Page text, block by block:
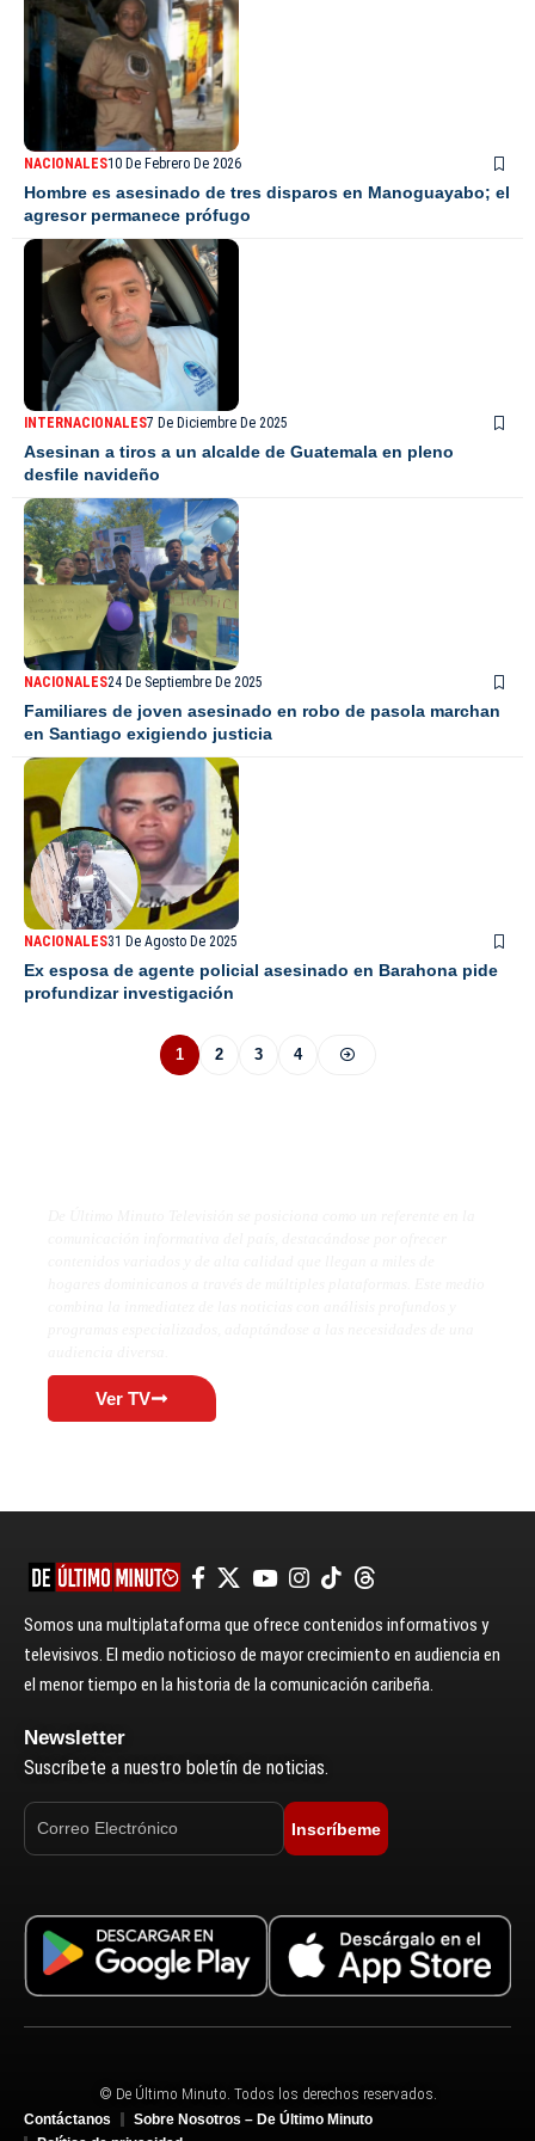
NACIONALES10 De Febrero De 2026
Hombre es asesinado de tres disparos en Manoguayabo; el
agresor permanece prófugo
INTERNACIONALES7 De Diciembre De 2025
Asesinan a tiros a un alcalde de Guatemala en pleno
desfile navideño
NACIONALES24 De Septiembre De 2025
Familiares de joven asesinado en robo de pasola marchan
en Santiago exigiendo justicia
NACIONALES31 De Agosto De 2025
Ex esposa de agente policial asesinado en Barahona pide
profundizar investigación
1 2 3 4
Ver TV
Somos una multiplataforma que ofrece contenidos informativos y
televisivos. El medio noticioso de mayor crecimiento en audiencia en
el menor tiempo en la historia de la comunicación caribeña.
Newsletter
Suscríbete a nuestro boletín de noticias.
Inscríbeme
© De Último Minuto. Todos los derechos reservados.
Contáctanos
Sobre Nosotros – De Último Minuto